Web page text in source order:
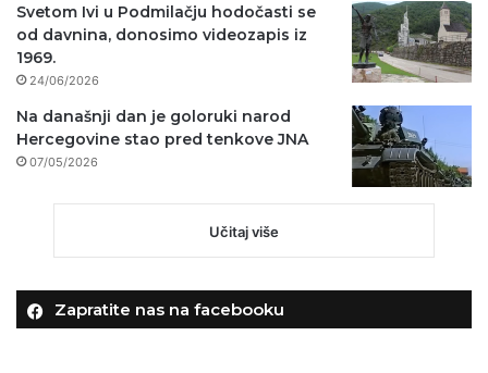
Svetom Ivi u Podmilačju hodočasti se
od davnina, donosimo videozapis iz
1969.
24/06/2026
Na današnji dan je goloruki narod
Hercegovine stao pred tenkove JNA
07/05/2026
Učitaj više
Zapratite nas na facebooku